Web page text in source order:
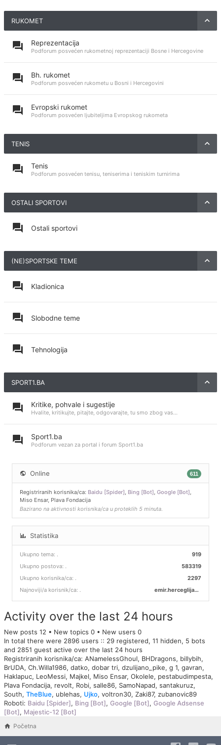
RUKOMET
Reprezentacija
Podforum posvećen rukometnoj reprezentaciji Bosne i Hercegovine
Bh. rukomet
Podforum posvećen rukometu u Bosni i Hercegovini
Evropski rukomet
Podforum posvećen ljubiteljima Evropskog rukometa
TENIS
Tenis
Podforum posvećen tenisu, teniserima i teniskim turnirima
OSTALI SPORTOVI
Ostali sportovi
(NE)SPORTSKE TEME
Kladionica
Slobodne teme
Tehnologija
SPORT1.BA
Kritike, pohvale i sugestije
Hvalite, kritikujte, pitajte, odgovarajte, tu smo zbog vas...
Sport1.ba
Podforum vezan za portal i forum Sport1.ba
Online 611
Registriranih korisnika/ca: Baidu [Spider], Bing [Bot], Google [Bot],
Miso Ensar, Plava Fondacija
Bazirano na aktivnosti korisnika/ca u proteklih 5 minuta.
Statistika
Ukupno tema: 919
.
Ukupno postova:
583319
.
Ukupno korisnika/ca:
2297
.
Najnoviji/a korisnik/ca:
emir.herceglija00
.
Activity over the last 24 hours
New posts 12 • New topics 0 • New users 0
In total there were 2896 users :: 29 registered, 11 hidden, 5 bots
and 2851 guest active over the last 24 hours
Registriranih korisnika/ca: ANamelessGhoul, BHDragons, billybih,
BrUDA, Ch.Willa1986, datko, dobar tri, dzulijano_pike, g 1, gavran,
Haklapuc, LeoMessi, Majkel, Miso Ensar, Okolele, pestabudimpesta,
Plava Fondacija, revolt, Robi, salle86, SamoNapad, santakuruz,
South, TheBlue, ublehas, Ujko, voltron30, Zaki87, zubanovic89
Roboti: Baidu [Spider], Bing [Bot], Google [Bot], Google Adsense
[Bot], Majestic-12 [Bot]
Početna